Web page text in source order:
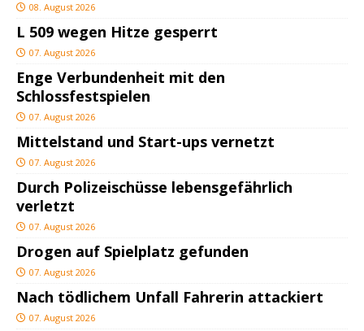
08. August 2026
L 509 wegen Hitze gesperrt
07. August 2026
Enge Verbundenheit mit den
Schlossfestspielen
07. August 2026
Mittelstand und Start-ups vernetzt
07. August 2026
Durch Polizeischüsse lebensgefährlich
verletzt
07. August 2026
Drogen auf Spielplatz gefunden
07. August 2026
Nach tödlichem Unfall Fahrerin attackiert
07. August 2026